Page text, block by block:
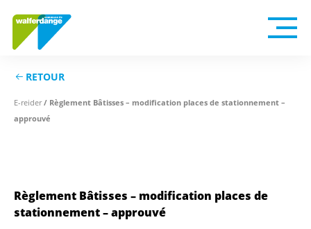
RETOUR
E-reider/ Règlement Bâtisses – modification places de stationnement –
approuvé
Règlement Bâtisses – modification places de
stationnement – approuvé